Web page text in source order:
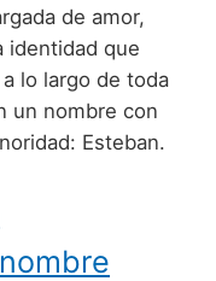
por E
por F
por G
por H
por I
por J
de amor,
identidad que
lo largo de toda
un nombre con
Esteban.